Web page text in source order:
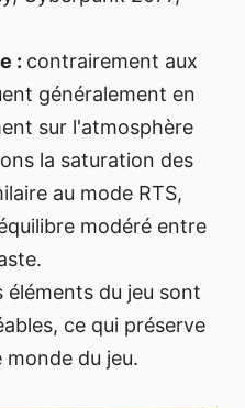
: contrairement aux
généralement en
sur l'atmosphère
la saturation des
au mode RTS,
modéré entre
éléments du jeu sont
ce qui préserve
monde du jeu.